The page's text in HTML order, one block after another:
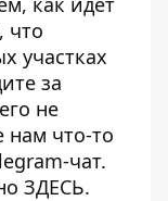
что
участках
за
не
нам что-то
чат.
ЗДЕСЬ.